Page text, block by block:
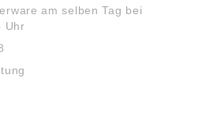
am selben Tag bei
Uhr